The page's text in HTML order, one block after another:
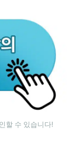
할 수 있습니다!